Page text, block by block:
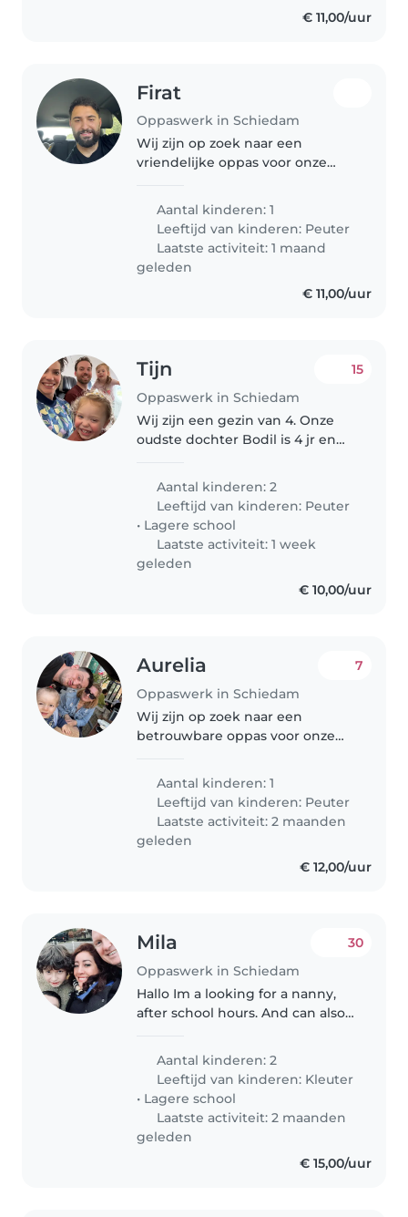
€ 11,00/uur
Firat
Oppaswerk in Schiedam
Wij zijn op zoek naar een
vriendelijke oppas voor onze
peuter. Onze zoon is een vrolijke
peuter die graag speelt en leert.
We zoeken iemand die comfort
Aantal kinderen: 1
Leeftijd van kinderen: Peuter
Laatste activiteit: 1 maand
geleden
€ 11,00/uur
Tijn
Oppaswerk in Schiedam
15
Wij zijn een gezin van 4. Onze
oudste dochter Bodil is 4 jr en
is een intelligente en energieke
dame die gek is op
knutselen/steppen/fietsen en
buiten..
Aantal kinderen: 2
Leeftijd van kinderen: Peuter
• Lagere school
Laatste activiteit: 1 week
geleden
€ 10,00/uur
Aurelia
Oppaswerk in Schiedam
7
Wij zijn op zoek naar een
betrouwbare oppas voor onze
vriendelijke peuter van 21
maanden ☺️ wij hebben net een
zaak genomen en daarvoor
zoeken wij iemand..
Aantal kinderen: 1
Leeftijd van kinderen: Peuter
Laatste activiteit: 2 maanden
geleden
€ 12,00/uur
Mila
Oppaswerk in Schiedam
30
Hallo Im a looking for a nanny,
after school hours. And can also
are a family with 2 boys and one
cat, very friendly, polite and fair.
The many won’t..
Aantal kinderen: 2
Leeftijd van kinderen: Kleuter
• Lagere school
Laatste activiteit: 2 maanden
geleden
€ 15,00/uur